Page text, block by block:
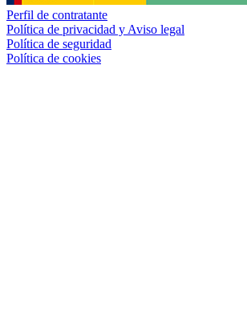
Perfil de contratante
Política de privacidad y Aviso legal
Política de seguridad
Política de cookies